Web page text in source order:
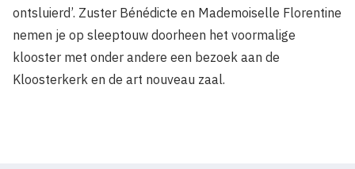
ontsluierd’. Zuster Bénédicte en Mademoiselle Florentine
nemen je op sleeptouw doorheen het voormalige
klooster met onder andere een bezoek aan de
Kloosterkerk en de art nouveau zaal.